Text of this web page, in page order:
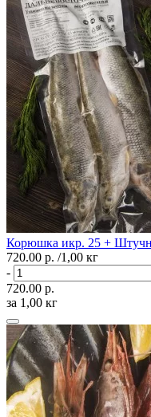
Корюшка икр. 25 +
720.00 р. /1,00 кг
-
720.00 р.
за 1,00 кг